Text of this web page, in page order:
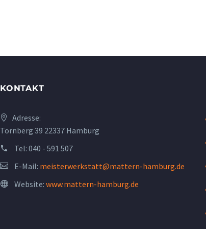
KONTAKT
Adresse:
Tornberg 39 22337 Hamburg
Tel: 040 - 591 507
E-Mail: meisterwerkstatt@mattern-hamburg.de
Website: www.mattern-hamburg.de